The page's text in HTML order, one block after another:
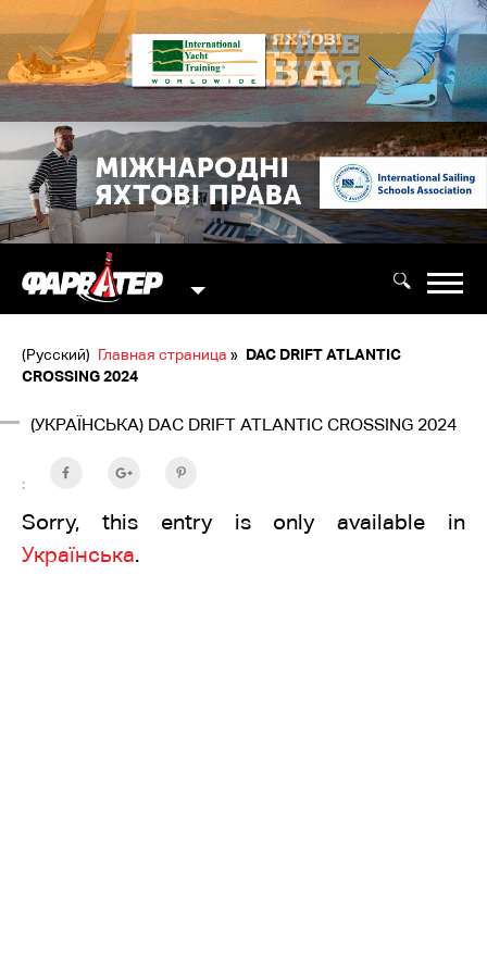
(Русский) Главная страница » DAC DRIFT ATLANTIC
CROSSING 2024
(УКРАЇНСЬКА) DAC DRIFT ATLANTIC CROSSING 2024
:
Sorry, this entry is only available in
Українська.